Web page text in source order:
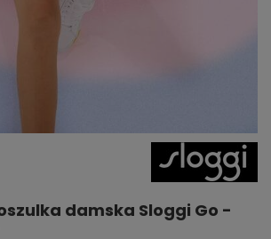
damska Sloggi Go -